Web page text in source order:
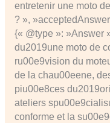
entretenir une moto
? »,
{« @type »: »Answer
du2019une moto de
ru00e9vision du
de la chau00eene,
piu00e8ces
ateliers
conforme et la